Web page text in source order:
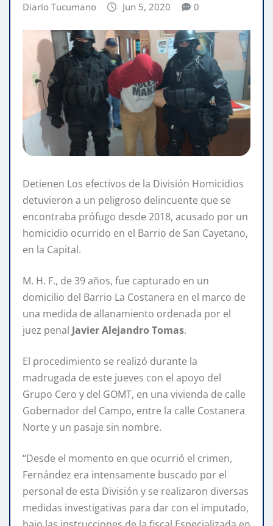
Diario Tucumano Jun 5, 2020 0
Detienen Los efectivos de la División Homicidios
detuvieron a un peligroso delincuente que se
encontraba prófugo desde 2018, acusado por un
homicidio ocurrido en el Barrio de San Cayetano,
en la Capital.
M. H. F., de 39 años, fue capturado en un
domicilio del Barrio La Costanera en el marco de
una medida de allanamiento ordenada por el
juez penal Javier Alejandro Tomas.
El procedimiento se realizó durante la
madrugada de este jueves con el apoyo del
Grupo Cero y del GOMT, en una vivienda de calle
Gobernador del Campo, entre la calle Costanera
Norte y un pasaje sin nombre.
“Desde el momento en que ocurrió el crimen,
Fernández era intensamente buscado por el
personal de esta División y se realizaron diversas
medidas investigativas para dar con el imputado,